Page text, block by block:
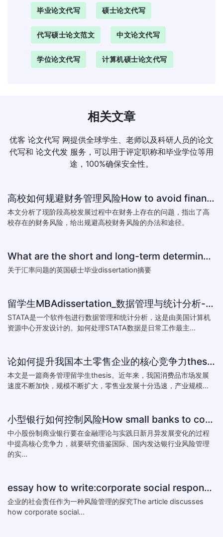
毕业论文代写 硕士论文代写
代写硕士论文范文 中文论文代写
学位论文代写 计算机硕士论文代写
相关文章
优客 论文代写 网提供全球学生、老师以及科研人员的论文
代写和 论文代发 服务，可以用于评定职称和毕业学位等用
途，100%确保安全性。
高校如何规避财务管理风险How to avoid financial risk management colleges
本文分析了现阶段高校发展过程中在财务上存在的问题，指出了高
校存在的财务风险，给出规避高校财务风险的办法和途径。
What are the short and long-term determinants of exchange ra
关于汇率问题的英国硕士毕业dissertation摘要
留学生MBAdissertation_数据管理与统计分析-如何处理STATA数据_How to deal with data with ST
STATA是一个软件包进行数据管理和统计分析，这是由美国计算机
资源中心开发设计的。如何处理STATA数据是日常工作最主...
论如何提升我国本土零售企业的核心竞争力thesis:The theory of how to improve the core competitiveness of domestic retail e
本文是一篇商务管理留学生thesis。近年来，我国消费品市场发展
速度不断加快，规模不断扩大，零售业发展十分迅速，产业规模...
小型银行如何控制风险How small banks to control risk
中小股份制商业银行要在金融理论与实践日新月异发展变化的过程
中提高核心竞争力，就要研究借鉴国际、国内发达银行业风险管理
的实...
essay how to write:corporate social responsibility practice
企业的社会责任作为一种风险管理的探究The article discusses
how corporate social...